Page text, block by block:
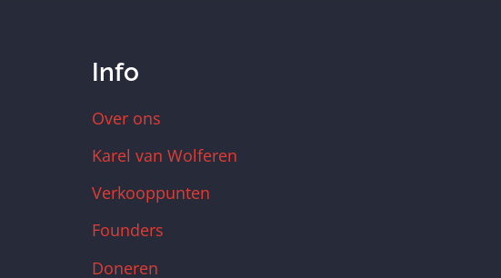
Info
Over ons
Karel van Wolferen
Verkooppunten
Founders
Doneren